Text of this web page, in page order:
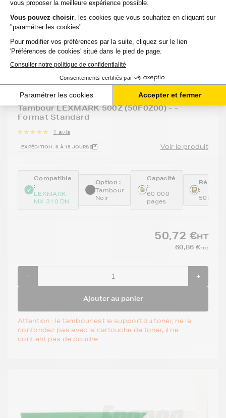
Tambour LEXMARK 500Z (50F0Z00) - -
Format Standard
1 avis
EXPÉDITION : 6 À 15 JOURS Voir le produit
Compatible
:
LEXMARK
MX 310 DN
Option :
Tambour
Noir
Capacité
:
60 000
pages
:
50,72 €HT
60,86 €TTC
- +
Ajouter au panier
Attention : le tambour est le support du toner, ne le
confondez pas avec la cartouche de toner, il ne
contient pas de poudre.